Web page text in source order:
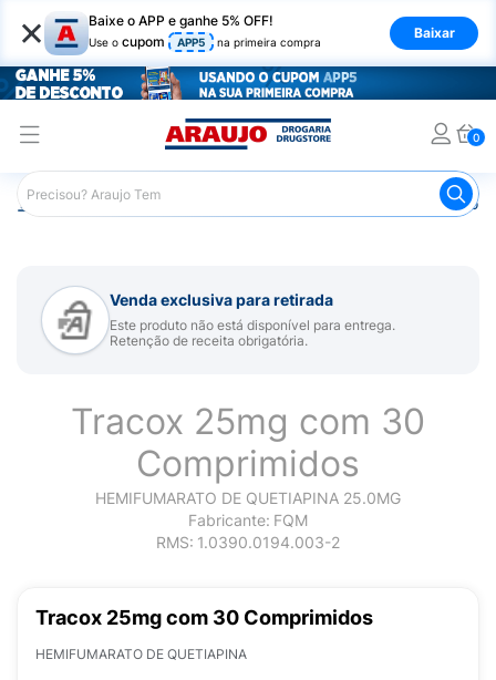
× Baixe o APP e ganhe 5% OFF!
Use o cupom APP5 na primeira compra
Baixar
0
Araujo Medicamentos Remédio para Sistema Nervoso
Venda exclusiva para retirada
Este produto não está disponível para entrega.
Retenção de receita obrigatória.
Tracox 25mg com 30
Comprimidos
HEMIFUMARATO DE QUETIAPINA 25.0MG
Fabricante: FQM
RMS: 1.0390.0194.003-2
Tracox 25mg com 30 Comprimidos
HEMIFUMARATO DE QUETIAPINA